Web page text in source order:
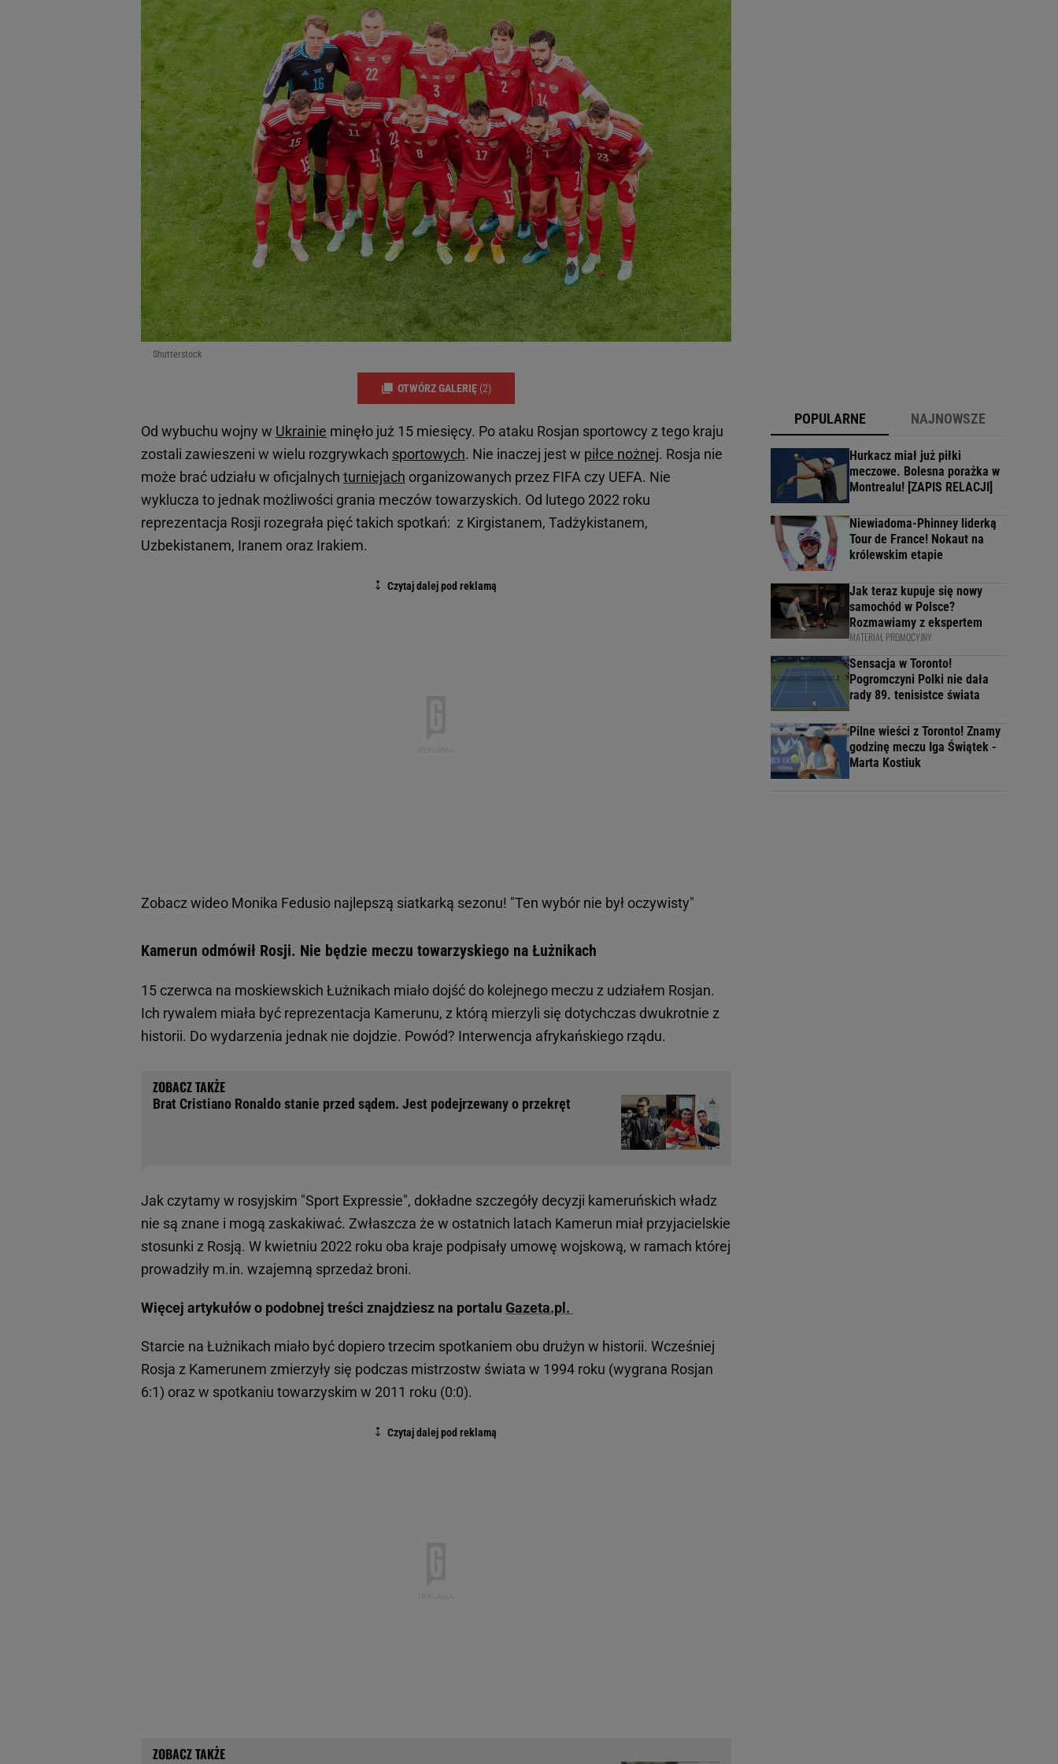
Shutterstock
OTWÓRZ GALERIĘ (2)
Od wybuchu wojny w Ukrainie minęło już 15 miesięcy. Po ataku Rosjan sportowcy z tego kraju
zostali zawieszeni w wielu rozgrywkach sportowych. Nie inaczej jest w piłce nożnej. Rosja nie
może brać udziału w oficjalnych turniejach organizowanych przez FIFA czy UEFA. Nie
wyklucza to jednak możliwości grania meczów towarzyskich. Od lutego 2022 roku
reprezentacja Rosji rozegrała pięć takich spotkań: z Kirgistanem, Tadżykistanem,
Uzbekistanem, Iranem oraz Irakiem.
Zobacz wideo Monika Fedusio najlepszą siatkarką sezonu! "Ten wybór nie był oczywisty"
Kamerun odmówił Rosji. Nie będzie meczu towarzyskiego na Łużnikach
15 czerwca na moskiewskich Łużnikach miało dojść do kolejnego meczu z udziałem Rosjan.
Ich rywalem miała być reprezentacja Kamerunu, z którą mierzyli się dotychczas dwukrotnie z
historii. Do wydarzenia jednak nie dojdzie. Powód? Interwencja afrykańskiego rządu.
Brat Cristiano Ronaldo stanie przed sądem. Jest podejrzewany o przekręt
Jak czytamy w rosyjskim "Sport Expressie", dokładne szczegóły decyzji kameruńskich władz
nie są znane i mogą zaskakiwać. Zwłaszcza że w ostatnich latach Kamerun miał przyjacielskie
stosunki z Rosją. W kwietniu 2022 roku oba kraje podpisały umowę wojskową, w ramach której
prowadziły m.in. wzajemną sprzedaż broni.
Więcej artykułów o podobnej treści znajdziesz na portalu Gazeta.pl.
Starcie na Łużnikach miało być dopiero trzecim spotkaniem obu drużyn w historii. Wcześniej
Rosja z Kamerunem zmierzyły się podczas mistrzostw świata w 1994 roku (wygrana Rosjan
6:1) oraz w spotkaniu towarzyskim w 2011 roku (0:0).
POPULARNE NAJNOWSZE
Hurkacz miał już piłki
meczowe. Bolesna porażka w
Montrealu! [ZAPIS RELACJI]
Niewiadoma-Phinney liderką
Tour de France! Nokaut na
królewskim etapie
Jak teraz kupuje się nowy
samochód w Polsce?
Rozmawiamy z ekspertem
MATERIAŁ PROMOCYJNY
Sensacja w Toronto!
Pogromczyni Polki nie dała
rady 89. tenisistce świata
Pilne wieści z Toronto! Znamy
godzinę meczu Iga Świątek -
Marta Kostiuk